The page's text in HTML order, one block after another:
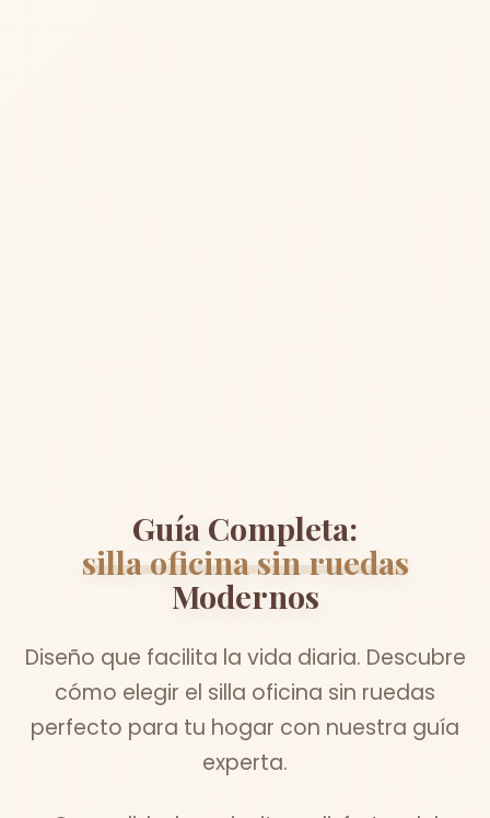
Guía Completa:
silla oficina sin ruedas
Modernos
Diseño que facilita la vida diaria. Descubre
cómo elegir el silla oficina sin ruedas
perfecto para tu hogar con nuestra guía
experta.